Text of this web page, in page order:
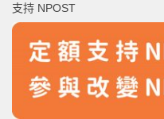
字:
支持 NPOST